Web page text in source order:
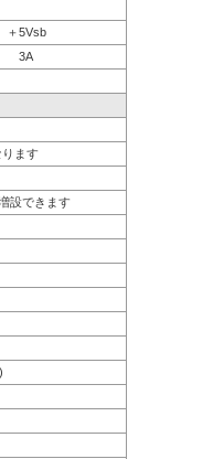
＋5Vsb
3A
ます
設できます